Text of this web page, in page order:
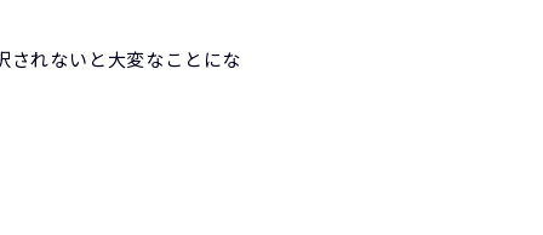
されないと大変なことにな